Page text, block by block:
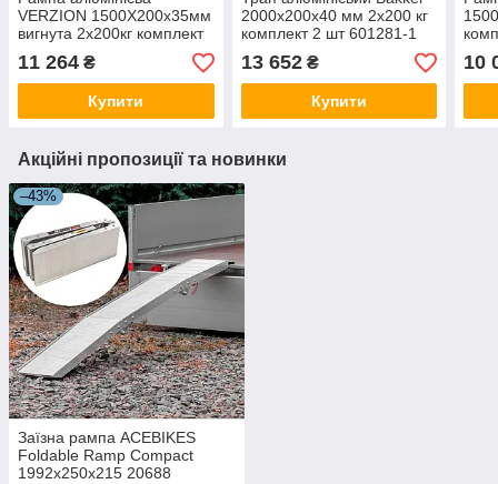
VERZION 1500X200х35мм
вигнута 2х200кг комплект
2 шт 1732817
11 264 ₴
Купити
2000х200х40 мм 2х200 кг
комплект 2 шт 601281-1
13 652₴
Купити
10
Акційні пропозиції та новинки
–43%
Заїзна рампа ACEBIKES
Foldable Ramp Compact
1992х250х215 20688